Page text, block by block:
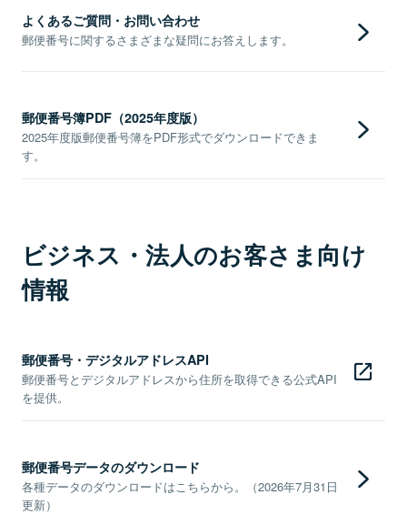
よくあるご質問・お問い合わせ
郵便番号に関するさまざまな疑問にお答えします。
郵便番号簿PDF（2025年度版）
2025年度版郵便番号簿をPDF形式でダウンロードできま
す。
ビジネス・法人のお客さま向け
情報
郵便番号・デジタルアドレスAPI
郵便番号とデジタルアドレスから住所を取得できる公式API
を提供。
郵便番号データのダウンロード
各種データのダウンロードはこちらから。（2026年7月31日
更新）